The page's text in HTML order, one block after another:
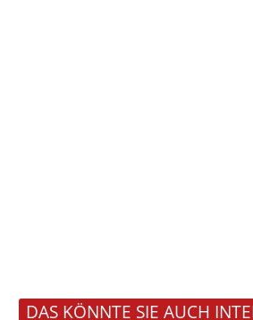
DAS KÖNNTE SIE AUCH